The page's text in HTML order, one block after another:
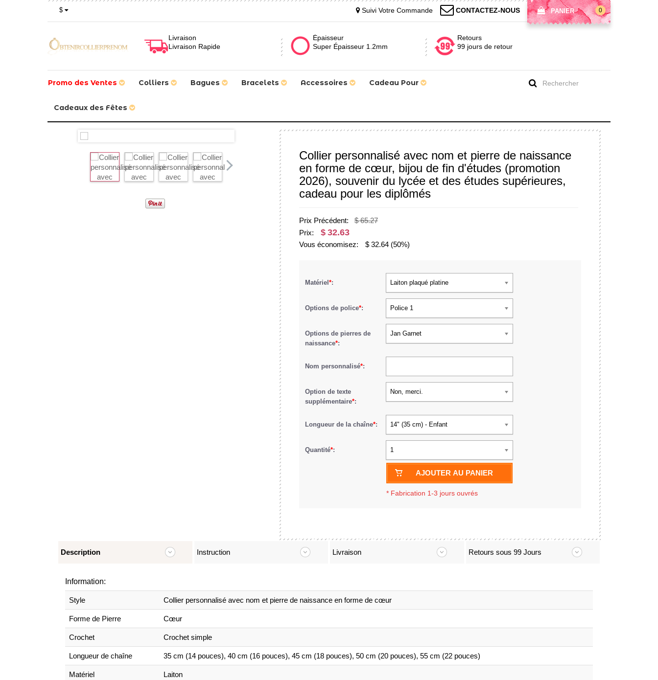
$ PANIER 0
CONTACTEZ-NOUS
Suivi Votre Commande
Livraison
Livraison Rapide
Épaisseur
Super Épaisseur 1.2mm
Retours
99 jours de retour
Promo des Ventes Colliers Bagues Bracelets Accessoires Cadeau Pour
Cadeaux des Fêtes
Collier personnalisé avec nom et pierre de naissance
en forme de cœur, bijou de fin d'études (promotion
2026), souvenir du lycée et des études supérieures,
cadeau pour les diplômés
Prix Précédent:
$ 65.27
Prix:
$ 32.63
Vous économisez: $ 32.64 (50%)
Matériel *: Laiton plaqué platine
Options de police*: Police 1
Options de pierres de
naissance*:
Jan Garnet
Nom personnalisé*:
Option de texte
supplémentaire*:
Non, merci.
Longueur de la chaîne*: 14" (35 cm) - Enfant
Quantité*: 1
AJOUTER AU PANIER
* Fabrication 1-3 jours ouvrés
Description Instruction Livraison Retours sous 99 Jours
Information:
Style Collier personnalisé avec nom et pierre de naissance en forme de cœur
Forme de Pierre Cœur
Crochet Crochet simple
Longueur de chaîne 35 cm (14 pouces), 40 cm (16 pouces), 45 cm (18 pouces), 50 cm (20 pouces), 55 cm (22 pouces)
Matériel Laiton